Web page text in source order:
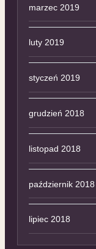
marzec 2019
luty 2019
styczeń 2019
grudzień 2018
listopad 2018
październik 2018
lipiec 2018